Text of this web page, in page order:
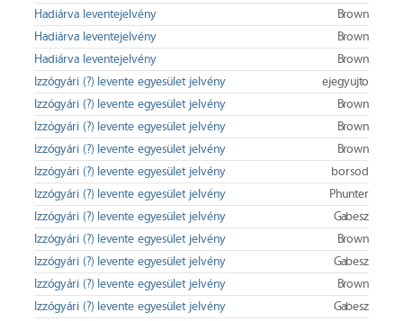
Hadiárva leventejelvény
Brown
Hadiárva leventejelvény
Brown
Hadiárva leventejelvény
Brown
Izzógyári (?) levente egyesület jelvény
ejegyujto
Izzógyári (?) levente egyesület jelvény
Brown
Izzógyári (?) levente egyesület jelvény
Brown
Izzógyári (?) levente egyesület jelvény
Brown
Izzógyári (?) levente egyesület jelvény
borsod
Izzógyári (?) levente egyesület jelvény
Phunter
Izzógyári (?) levente egyesület jelvény
Gabesz
Izzógyári (?) levente egyesület jelvény
Brown
Izzógyári (?) levente egyesület jelvény
Gabesz
Izzógyári (?) levente egyesület jelvény
Brown
Izzógyári (?) levente egyesület jelvény
Gabesz